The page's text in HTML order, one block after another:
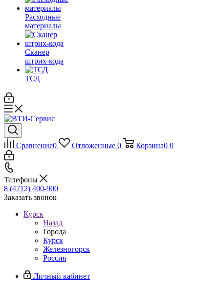
Расходные
материалы
Сканер
штрих-кода
ТСД
Сравнение0 Отложенные 0 Корзина0 0
Телефоны
8 (4712) 400-900
Заказать звонок
Курск
Назад
Города
Курск
Железногорск
Россия
Личный кабинет